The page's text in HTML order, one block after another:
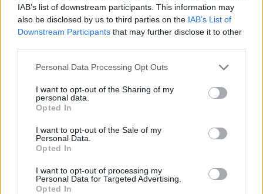
IAB’s list of downstream participants. This information may
also be disclosed by us to third parties on the IAB’s List of
Downstream Participants that may further disclose it to other
Please note that this website/app uses one or more Google
not limited to your visit or usage behaviour. You may click to
grant or deny consent to Google and its third-party tags to
use your data for below specified purposes in below Google
consent section.
Personal Data Processing Opt Outs
I want to opt-out of the Sharing of my
personal data.
Opted In
I want to opt-out of the Sale of my
Personal Data.
Opted In
I want to opt-out of processing my
Personal Data for Targeted Advertising.
Opted In
Deborah Foreman, 58 éves